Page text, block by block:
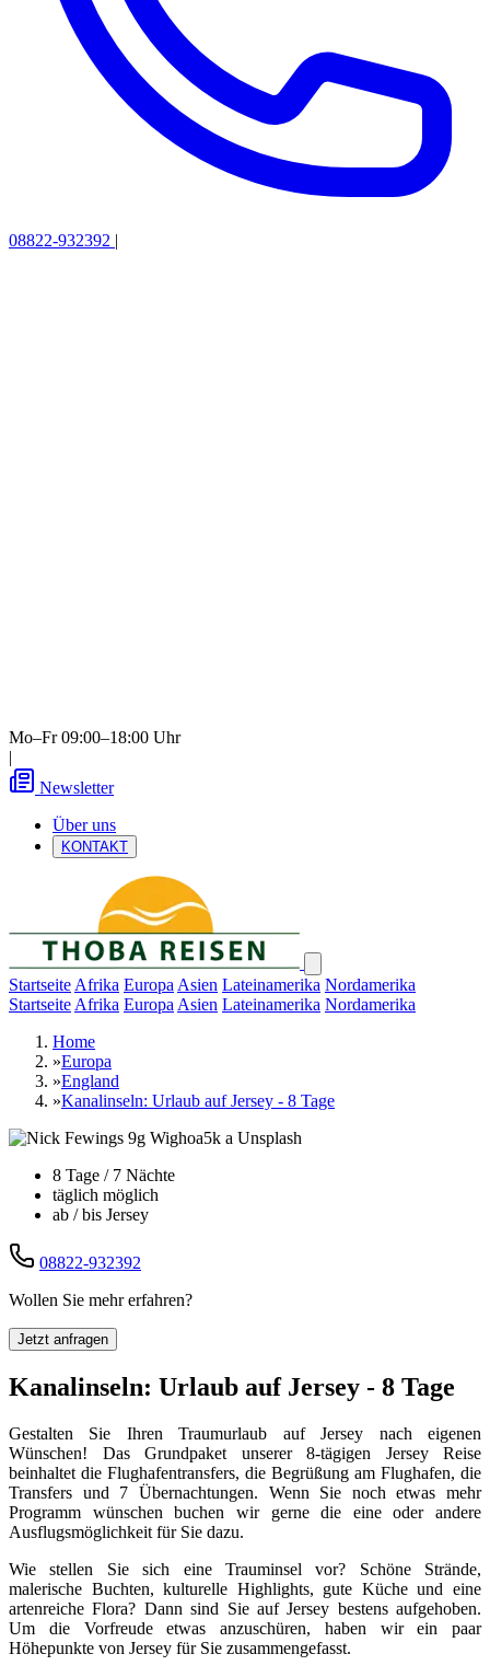
08822-932392 |
Mo–Fr 09:00–18:00 Uhr
|
Newsletter
Über uns
KONTAKT
Startseite Afrika Europa Asien Lateinamerika Nordamerika
Startseite Afrika Europa Asien Lateinamerika Nordamerika
Home
»Europa
»England
»Kanalinseln: Urlaub auf Jersey - 8 Tage
8 Tage / 7 Nächte
täglich möglich
ab / bis Jersey
08822-932392
Wollen Sie mehr erfahren?
Jetzt anfragen
Kanalinseln: Urlaub auf Jersey - 8 Tage
Gestalten Sie Ihren Traumurlaub auf Jersey nach eigenen
Wünschen! Das Grundpaket unserer 8-tägigen Jersey Reise
beinhaltet die Flughafentransfers, die Begrüßung am Flughafen, die
Transfers und 7 Übernachtungen. Wenn Sie noch etwas mehr
Programm wünschen buchen wir gerne die eine oder andere
Ausflugsmöglichkeit für Sie dazu.
Wie stellen Sie sich eine Trauminsel vor? Schöne Strände,
malerische Buchten, kulturelle Highlights, gute Küche und eine
artenreiche Flora? Dann sind Sie auf Jersey bestens aufgehoben.
Um die Vorfreude etwas anzuschüren, haben wir ein paar
Höhepunkte von Jersey für Sie zusammengefasst.